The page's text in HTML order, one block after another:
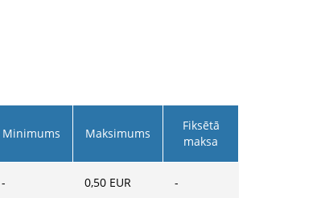
Minimums Maksimums
Fiksētā
maksa
- 0,50 EUR -